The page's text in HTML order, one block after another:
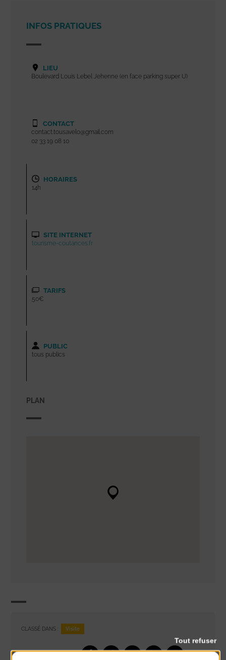
INFOS PRATIQUES
LIEU
Boulevard Louis Lebel Jehenne (en face parking super U)
CONTACT
contact.tousavelo@gmail.com
02 33 19 08 10
HORAIRES
14h
SITE INTERNET
tourisme-coutances.fr
TARIFS
50€
PUBLIC
tous publics
PLAN
CLASSÉ DANS : Visite
PARTAGER CETTE INFO :
Tout refuser